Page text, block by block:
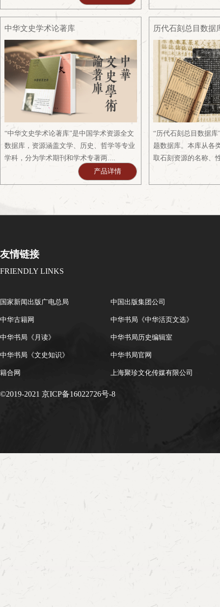
中华文史学术论著库
“中华文史学术论著库”是中国学术资源全文
数据库，资源涵盖文学、历史、哲学等专业
学科，分为学术期刊和学术专著两....
产品详情
历代石刻总目数据
“历代石刻总目数据
题数据库。本库从各
取石刻资源的名称、
友情链接
FRIENDLY LINKS
国家新闻出版广电总局 中国出版集团公司
中华古籍网 中华书局《中华活页文选》
中华书局《月读》 中华书局历史编辑室
中华书局《文史知识》 中华书局官网
籍合网 上海聚珍文化传媒有限公司
©2019-2021 京ICP备16022726号-8